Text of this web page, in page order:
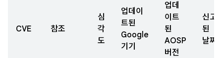
CVE 참조
심
각
도
업데이
트된
Google
기기
업데
이트
된
AOSP
버전
신고
된
날짜